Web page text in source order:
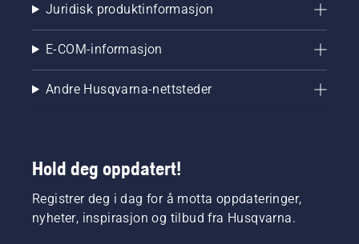
Juridisk produktinformasjon
E-COM-informasjon
Andre Husqvarna-nettsteder
Hold deg oppdatert!
Registrer deg i dag for å motta oppdateringer,
nyheter, inspirasjon og tilbud fra Husqvarna.